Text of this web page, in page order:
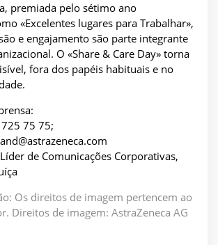
premiada pelo sétimo ano
«Excelentes lugares para Trabalhar»,
e engajamento são parte integrante
O «Share & Care Day» torna
fora dos papéis habituais e no
75 75;
de Comunicações Corporativas,
Os direitos de imagem pertencem ao
Direitos de imagem: AstraZeneca AG